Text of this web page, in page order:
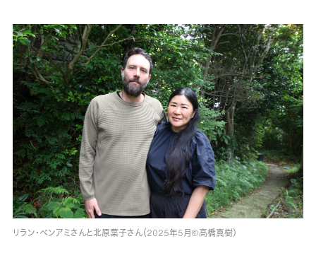
リラン・ベンアミさんと北原葉子さん（2025年5月©高橋真樹）